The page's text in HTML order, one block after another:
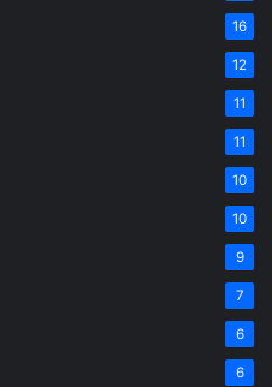
16
12
11
11
10
10
9
7
6
6